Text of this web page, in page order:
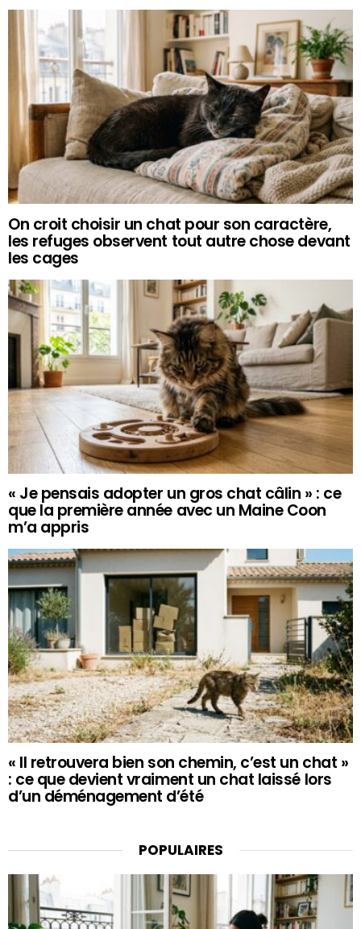
On croit choisir un chat pour son caractère,
les refuges observent tout autre chose devant
les cages
« Je pensais adopter un gros chat câlin » : ce
que la première année avec un Maine Coon
m’a appris
« Il retrouvera bien son chemin, c’est un chat »
: ce que devient vraiment un chat laissé lors
d’un déménagement d’été
POPULAIRES